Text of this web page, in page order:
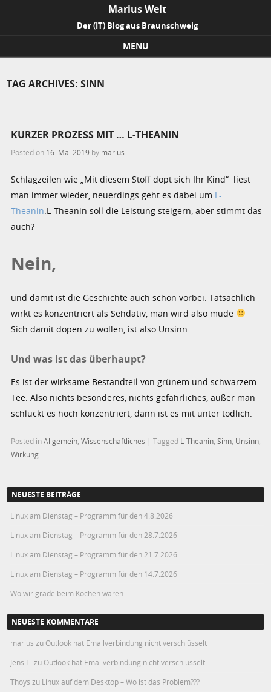
Marius Welt
Der (IT) Blog aus Braunschweig
MENU
TAG ARCHIVES:SINN
KURZER PROZESS MIT … L-THEANIN
Posted on 16. Mai 2019 by marius
Schlagzeilen wie „Mit diesem Stoff dopt sich Ihr Kind“ liest
man immer wieder, neuerdings geht es dabei um L-
Theanin.L-Theanin soll die Leistung steigern, aber stimmt das
auch?
Nein,
und damit ist die Geschichte auch schon vorbei. Tatsächlich
wirkt es konzentriert als Sehdativ, man wird also müde
Sich damit dopen zu wollen, ist also Unsinn.
Und was ist das überhaupt?
Es ist der wirksame Bestandteil von grünem und schwarzem
Tee. Also nichts besonderes, nichts gefährliches, außer man
schluckt es hoch konzentriert, dann ist es mit unter tödlich.
Posted inAllgemein ,Wissenschaftliches |Tagged L-Theanin ,Sinn Unsinn
Wirkung
NEUESTE BEITRÄGE
Linux am Dienstag – Programm für den 4.8.2026
Linux am Dienstag – Programm für den 28.7.2026
Linux am Dienstag – Programm für den 21.7.2026
Linux am Dienstag – Programm für den 14.7.2026
Wo wir grade beim Kochen waren…
NEUESTE KOMMENTARE
marius zu Outlook hat Emailverbindung nicht verschlüsselt
Jens T. zu Outlook hat Emailverbindung nicht verschlüsselt
Thoys zu Linux auf dem Desktop – Wo ist das Problem???